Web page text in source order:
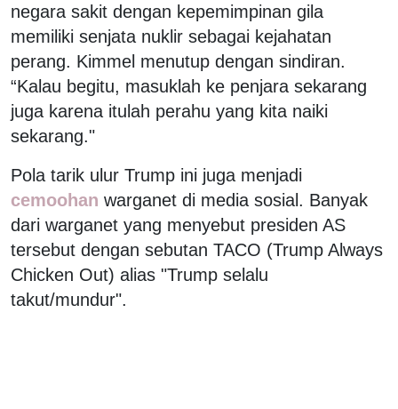
negara sakit dengan kepemimpinan gila
memiliki senjata nuklir sebagai kejahatan
perang. Kimmel menutup dengan sindiran.
“Kalau begitu, masuklah ke penjara sekarang
juga karena itulah perahu yang kita naiki
sekarang."
Pola tarik ulur Trump ini juga menjadi
cemoohan warganet di media sosial. Banyak
dari warganet yang menyebut presiden AS
tersebut dengan sebutan TACO (Trump Always
Chicken Out) alias "Trump selalu
takut/mundur".